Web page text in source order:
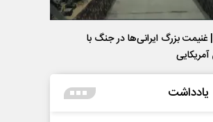
| غنیمت بزرگ ایرانی‌ها در جنگ با
یادداشت